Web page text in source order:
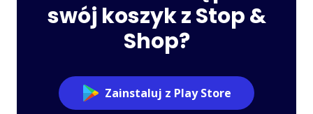
swój koszyk z Stop &
Shop?
Zainstaluj z Play Store